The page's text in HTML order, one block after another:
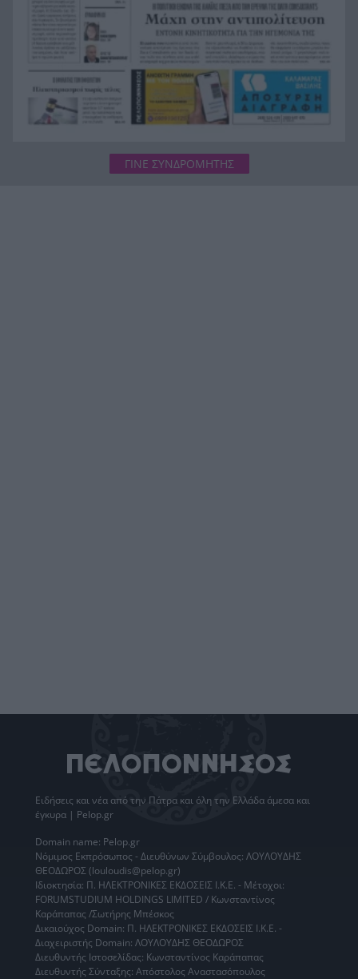
ανέμους που θα φτάσουν τα 7 μποφόρ
ΓΙΝΕ ΣΥΝΔΡΟΜΗΤΗΣ
Ειδήσεις και νέα από την Πάτρα και όλη την Ελλάδα άμεσα και
έγκυρα | Pelop.gr
Domain name: Pelop.gr
Νόμιμος Εκπρόσωπος - Διευθύνων Σύμβουλος: ΛΟΥΛΟΥΔΗΣ
ΘΕΟΔΩΡΟΣ (louloudis@pelop.gr)
Ιδιοκτησία: Π. ΗΛΕΚΤΡΟΝΙΚΕΣ ΕΚΔΟΣΕΙΣ Ι.Κ.Ε. - Μέτοχοι:
FORUMSTUDIUM HOLDINGS LIMITED / Κωνσταντίνος
Καράπαπας /Σωτήρης Μπέσκος
Δικαιούχος Domain: Π. ΗΛΕΚΤΡΟΝΙΚΕΣ ΕΚΔΟΣΕΙΣ Ι.Κ.Ε. -
Διαχειριστής Domain: ΛΟΥΛΟΥΔΗΣ ΘΕΟΔΩΡΟΣ
Διευθυντής Ιστοσελίδας: Κωνσταντίνος Καράπαπας
Διευθυντής Σύνταξης: Απόστολος Αναστασόπουλος